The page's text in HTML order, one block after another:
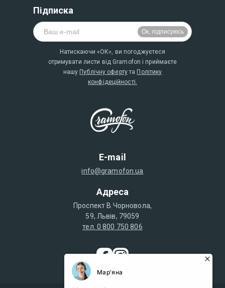
E-mail
info@gramofon.ua
Адреса
Проспект В.Чорновола,
59, Львів, 79059
тел. 0 800 750 806
Підписка
Натискаючи «ОК», ви погоджуєтеся
отримувати листи від Gramofon і приймаєте
нашу Публічну офертута Політику
конфідеційності.